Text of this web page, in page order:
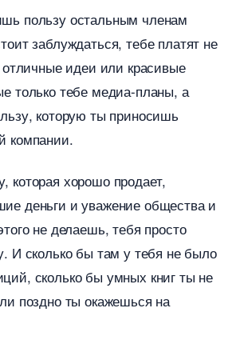
пользу остальным членам
заблуждаться, тебе платят не
отличные идеи или красивые
только тебе медиа-планы, а
которую ты приносишь
компании.
которая хорошо продает,
деньги и уважение общества и
не делаешь, тебя просто
И сколько бы там у тебя не было
сколько бы умных книг ты не
поздно ты окажешься на